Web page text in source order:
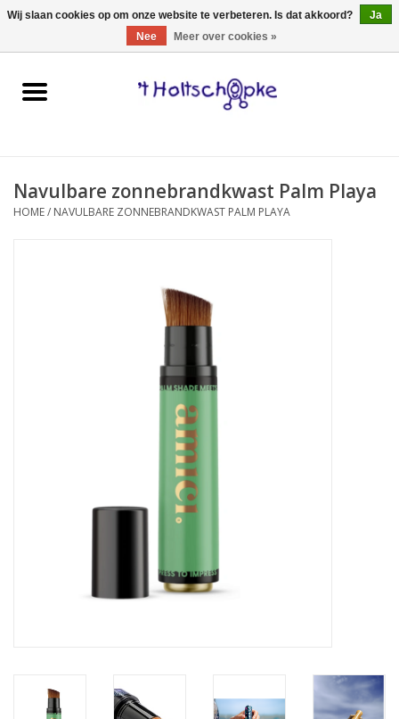
0 Artikelen - €0,00
Home
spellen
Merken
Navulbare zonnebrandkwast Palm Playa
HOME/ NAVULBARE ZONNEBRANDKWAST PALM PLAYA
Wij slaan cookies op om onze website te verbeteren. Is dat akkoord?
Ja
Nee
Meer over cookies »